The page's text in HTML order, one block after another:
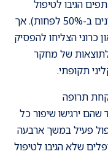
45% עד 55% מהמשתתפים הגיבו לטיפול
(התגובה חיובית, כאשר יש צמצום בתסמינים ב-50% לפחות). אך
כרוני הצליחו להפסיק
של מחקר
תקופתי.
תרופה
ירגישו שיפור כל
פעיל במשך ארבעה
30% עד 40% מהמטופלים שלא הגיבו לטיפול